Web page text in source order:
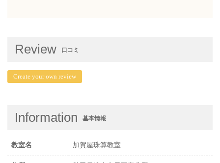
Review 口コミ
Create your own review
Information 基本情報
教室名 加賀屋珠算教室